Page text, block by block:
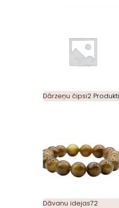
Dārzeņu čipsi2 Produkti
Dāvanu idejas72